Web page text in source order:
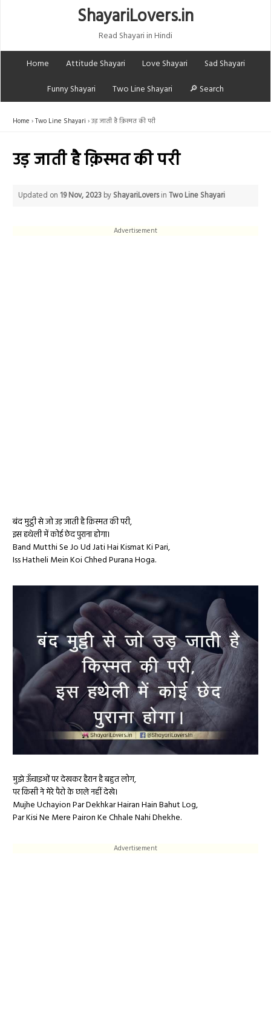
ShayariLovers.in
Read Shayari in Hindi
Home
Attitude Shayari Love Shayari
Sad Shayari
Funny Shayari
Two Line Shayari 🔎 Search
Home Two Line Shayari उड़ जाती है क़िस्मत की परी
उड़ जाती है क़िस्मत की परी
Updated on 19 Nov, 2023 by ShayariLoversinTwo Line Shayari
Advertisement
बंद मुट्ठी से जो उड़ जाती है क़िस्मत की परी,
इस हथेली में कोई छेद पुराना होगा।
Band Mutthi Se Jo Ud Jati Hai Kismat Ki Pari,
Iss Hatheli Mein Koi Chhed Purana Hoga.
मुझे ऊँचाइओं पर देखकर हैरान है बहुत लोग,
‪‎पर‬ किसी ने मेरे पैरो के छाले नहीं देखे।
Mujhe Uchayion Par Dekhkar Hairan Hain Bahut Log,
Par Kisi Ne Mere Pairon Ke Chhale Nahi Dhekhe.
Advertisement